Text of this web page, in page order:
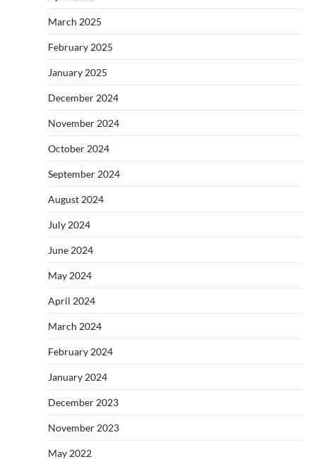
March 2025
February 2025
January 2025
December 2024
November 2024
October 2024
September 2024
August 2024
July 2024
June 2024
May 2024
April 2024
March 2024
February 2024
January 2024
December 2023
November 2023
May 2022